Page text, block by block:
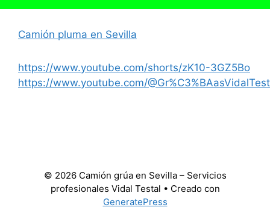
Camión pluma en Sevilla
https://www.youtube.com/shorts/zK10-3GZ5Bo
https://www.youtube.com/
© 2026 Camión grúa en Sevilla – Servicios
profesionales Vidal Testal • Creado con
GeneratePress